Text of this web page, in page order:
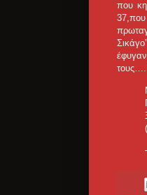
που
τους….